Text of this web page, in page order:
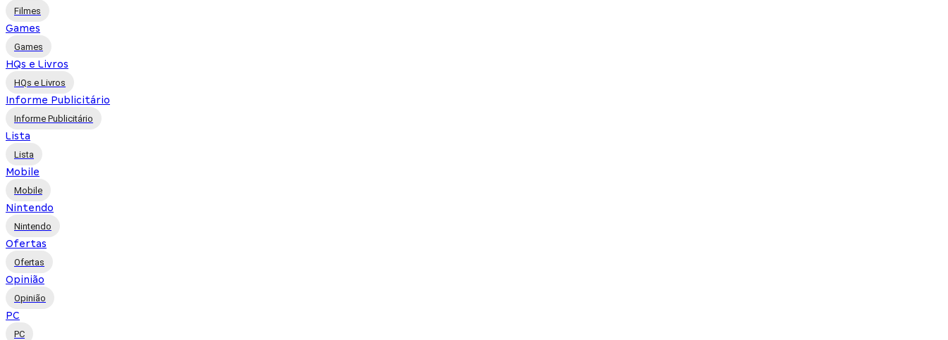
Filmes
Games
Games
HQs e Livros
HQs e Livros
Informe Publicitário
Informe Publicitário
Lista
Lista
Mobile
Mobile
Nintendo
Nintendo
Ofertas
Ofertas
Opinião
Opinião
PC
PC